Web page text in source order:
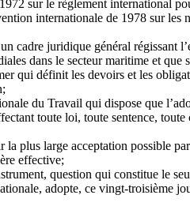
sur le règlement international
internationale de 1978 sur
juridique général régissant
dans le secteur maritime et que
qui définit les devoirs et les
du Travail qui dispose que
toute loi, toute sentence,
plus large acceptation possible
effective;
question qui constitue le
adopte, ce vingt-troisième